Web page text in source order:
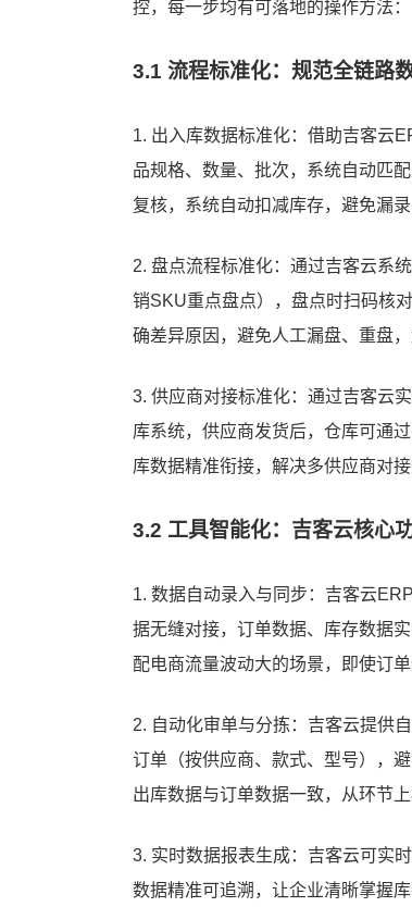
控，每一步均有可落地的操作方法：
3.1 流程标准化：规范全链路
1. 出入库数据标准化：借助吉客云
品规格、数量、批次，系统自动匹
复核，系统自动扣减库存，避免漏
2. 盘点流程标准化：通过吉客云系
销SKU重点盘点），盘点时扫码核
确差异原因，避免人工漏盘、重盘
3. 供应商对接标准化：通过吉客云
库系统，供应商发货后，仓库可通
库数据精准衔接，解决多供应商对接
3.2 工具智能化：吉客云核心
1. 数据自动录入与同步：吉客云
据无缝对接，订单数据、库存数据
配电商流量波动大的场景，即使订
2. 自动化审单与分拣：吉客云提供
订单（按供应商、款式、型号），
出库数据与订单数据一致，从环节上
3. 实时数据报表生成：吉客云可实
数据精准可追溯，让企业清晰掌握